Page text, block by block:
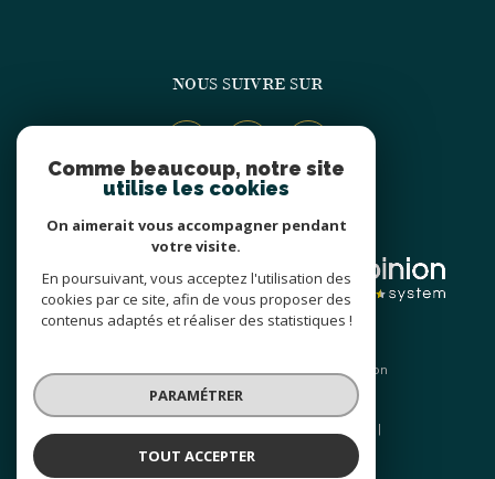
NOUS SUIVRE SUR
ADHÉRENTS
© 2026 | Tous droits réservés | Traduction
powered by Google |
Politique RGPD
Comme beaucoup, notre site
utilise les cookies
On aimerait vous accompagner pendant
votre visite.
En poursuivant, vous acceptez l'utilisation des
cookies par ce site, afin de vous proposer des
contenus adaptés et réaliser des statistiques !
PARAMÉTRER
TOUT ACCEPTER